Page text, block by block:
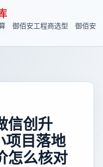
御佰安工程商选型
御佰安
信创升
项目落地
怎么核对